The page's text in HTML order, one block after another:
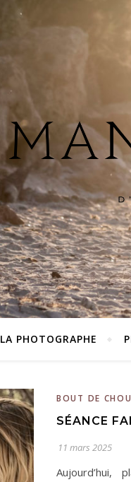
LA PHOTOGRAPHE
BOUT DE CHOU
SÉANCE
11 mars 2025